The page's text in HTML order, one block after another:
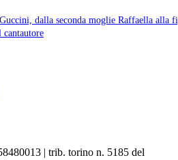
dalla seconda moglie Raffaella alla
| trib. torino n. 5185 del